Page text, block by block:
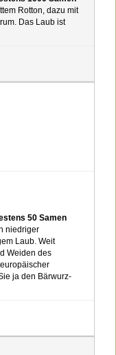
Rotton, dazu mit
Das Laub ist
50 Samen
niedriger
Laub. Weit
Weiden des
ja den Bärwurz-